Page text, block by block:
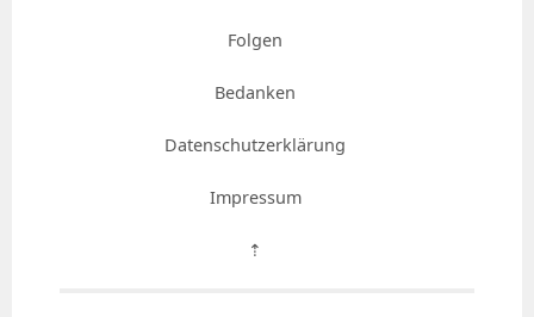
Folgen
Bedanken
Datenschutzerklärung
Impressum
⇡